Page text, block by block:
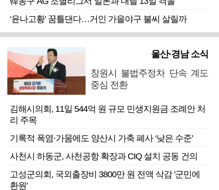
‘윤나고황’ 꿈틀댄다…거인 가을야구 불씨 살릴까
울산·경남 소식
창원시 불법주정차 단속 계도
중심 전환
김해시의회, 11일 544억 원 규모 민생지원금 조례안 처
리 주목
기록적 폭염·가뭄에도 양산시 가축 폐사 ‘낮은 수준’
사천시 하동군, 사천공항 확장과 CIQ 설치 공동 건의
고성군의회, 국외출장비 3800만 원 전액 삭감 '군민에
환원'